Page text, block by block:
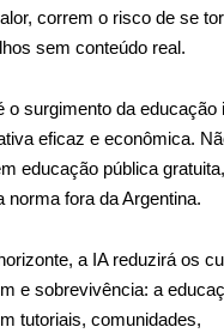
correm o risco de se
sem conteúdo real.
o surgimento da educação
eficaz e econômica.
educação pública
norma fora da Argentina.
a IA reduzirá os
e sobrevivência: a
tutoriais, comunidades,